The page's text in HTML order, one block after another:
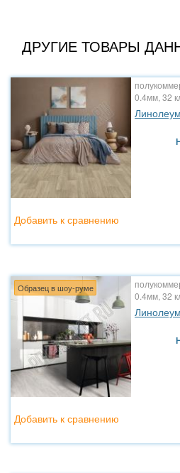
ДРУГИЕ ТОВАРЫ
0.4мм, 32
Добавить к сравнению
Образец в шоу-руме
0.4мм, 32
Добавить к сравнению